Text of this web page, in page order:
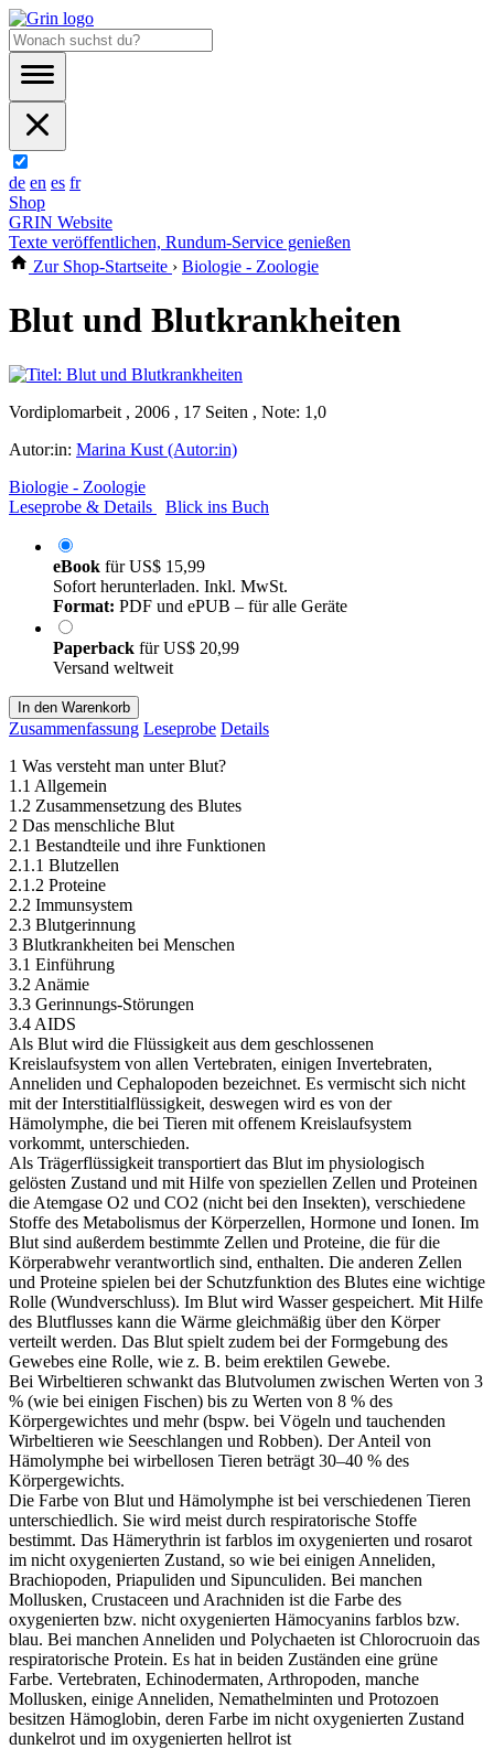
de en es fr
Shop
GRIN Website
Texte veröffentlichen, Rundum-Service genießen
Zur Shop-Startseite › Biologie - Zoologie
Blut und Blutkrankheiten
Vordiplomarbeit , 2006 , 17 Seiten , Note: 1,0
Autor:in: Marina Kust (Autor:in)
Biologie - Zoologie
Leseprobe & Details
Blick ins Buch
eBook fürUS$ 15,99
Sofort herunterladen. Inkl. MwSt.
Format: PDF und ePUB – für alle Geräte
Paperback fürUS$ 20,99
Versand weltweit
In den Warenkorb
Zusammenfassung Leseprobe Details
1 Was versteht man unter Blut?
1.1 Allgemein
1.2 Zusammensetzung des Blutes
2 Das menschliche Blut
2.1 Bestandteile und ihre Funktionen
2.1.1 Blutzellen
2.1.2 Proteine
2.2 Immunsystem
2.3 Blutgerinnung
3 Blutkrankheiten bei Menschen
3.1 Einführung
3.2 Anämie
3.3 Gerinnungs-Störungen
3.4 AIDS
Als Blut wird die Flüssigkeit aus dem geschlossenen
Kreislaufsystem von allen Vertebraten, einigen Invertebraten,
Anneliden und Cephalopoden bezeichnet. Es vermischt sich nicht
mit der Interstitialflüssigkeit, deswegen wird es von der
Hämolymphe, die bei Tieren mit offenem Kreislaufsystem
vorkommt, unterschieden.
Als Trägerflüssigkeit transportiert das Blut im physiologisch
gelösten Zustand und mit Hilfe von speziellen Zellen und Proteinen
die Atemgase O2 und CO2 (nicht bei den Insekten), verschiedene
Stoffe des Metabolismus der Körperzellen, Hormone und Ionen. Im
Blut sind außerdem bestimmte Zellen und Proteine, die für die
Körperabwehr verantwortlich sind, enthalten. Die anderen Zellen
und Proteine spielen bei der Schutzfunktion des Blutes eine wichtige
Rolle (Wundverschluss). Im Blut wird Wasser gespeichert. Mit Hilfe
des Blutflusses kann die Wärme gleichmäßig über den Körper
verteilt werden. Das Blut spielt zudem bei der Formgebung des
Gewebes eine Rolle, wie z. B. beim erektilen Gewebe.
Bei Wirbeltieren schwankt das Blutvolumen zwischen Werten von 3
% (wie bei einigen Fischen) bis zu Werten von 8 % des
Körpergewichtes und mehr (bspw. bei Vögeln und tauchenden
Wirbeltieren wie Seeschlangen und Robben). Der Anteil von
Hämolymphe bei wirbellosen Tieren beträgt 30–40 % des
Körpergewichts.
Die Farbe von Blut und Hämolymphe ist bei verschiedenen Tieren
unterschiedlich. Sie wird meist durch respiratorische Stoffe
bestimmt. Das Hämerythrin ist farblos im oxygenierten und rosarot
im nicht oxygenierten Zustand, so wie bei einigen Anneliden,
Brachiopoden, Priapuliden und Sipunculiden. Bei manchen
Mollusken, Crustaceen und Arachniden ist die Farbe des
oxygenierten bzw. nicht oxygenierten Hämocyanins farblos bzw.
blau. Bei manchen Anneliden und Polychaeten ist Chlorocruoin das
respiratorische Protein. Es hat in beiden Zuständen eine grüne
Farbe. Vertebraten, Echinodermaten, Arthropoden, manche
Mollusken, einige Anneliden, Nemathelminten und Protozoen
besitzen Hämoglobin, deren Farbe im nicht oxygenierten Zustand
dunkelrot und im oxygenierten hellrot ist